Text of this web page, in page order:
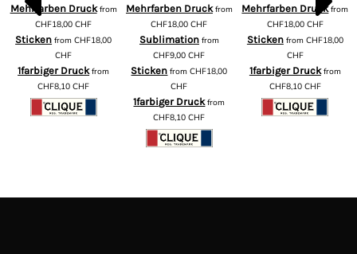
Mehrfarben Druckfrom
CHF18,00CHF
Sticken fromCHF18,00
CHF
1farbiger Druckfrom
CHF8,10CHF
Mehrfarben Druckfrom
CHF18,00CHF
Sublimationfrom
CHF9,00CHF
Sticken fromCHF18,00
CHF
1farbiger Druckfrom
CHF8,10CHF
Mehrfarben Druckfrom
CHF18,00 CHF
Stickenfrom CHF18,00
CHF
1farbiger Druckfrom
CHF8,10 CHF